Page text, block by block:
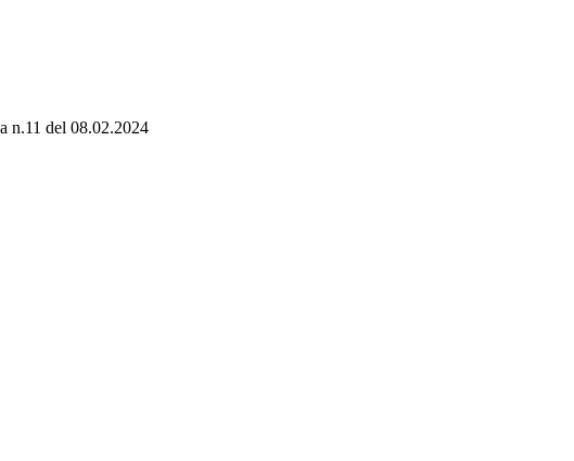
n.11 del 08.02.2024